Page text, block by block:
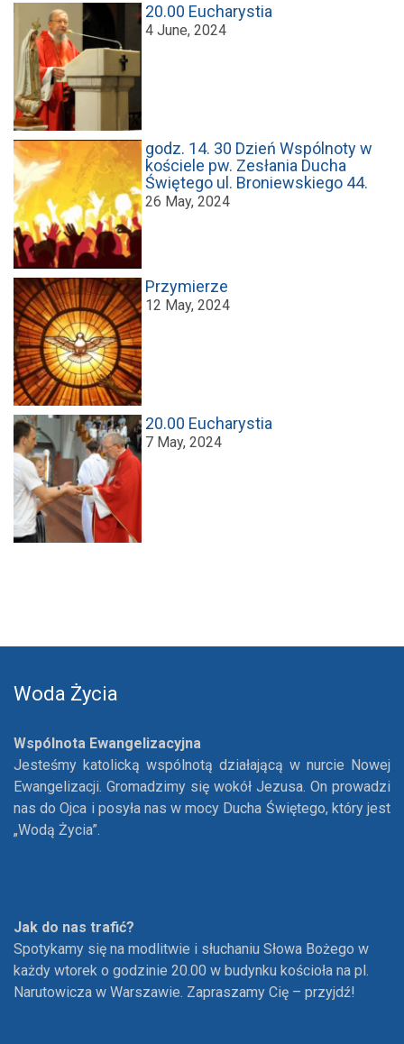
20.00 Eucharystia
4 June, 2024
godz. 14. 30 Dzień Wspólnoty w
kościele pw. Zesłania Ducha
Świętego ul. Broniewskiego 44.
26 May, 2024
Przymierze
12 May, 2024
20.00 Eucharystia
7 May, 2024
Woda Życia
Wspólnota Ewangelizacyjna
Jesteśmy katolicką wspólnotą działającą w nurcie Nowej
Ewangelizacji. Gromadzimy się wokół Jezusa. On prowadzi
nas do Ojca i posyła nas w mocy Ducha Świętego, który jest
„Wodą Życia”.
Jak do nas trafić?
Spotykamy się na modlitwie i słuchaniu Słowa Bożego w
każdy wtorek o godzinie 20.00 w budynku kościoła na pl.
Narutowicza w Warszawie. Zapraszamy Cię – przyjdź!